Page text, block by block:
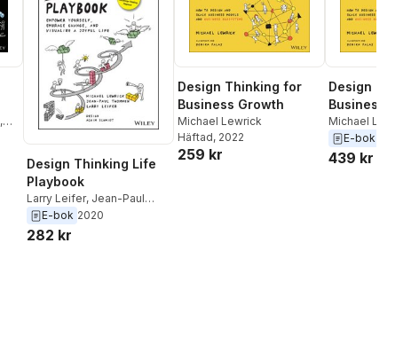
,
Design Thinking Life
Playbook
Larry Leifer, Jean-Paul
Thommen,Michael Lewrick
E-bok 2020
282 kr
Design Thinking for
Business Growth
Michael Lewrick
Häftad, 2022
259 kr
Design
Business
Michael Lewrick
E-bok
439 kr